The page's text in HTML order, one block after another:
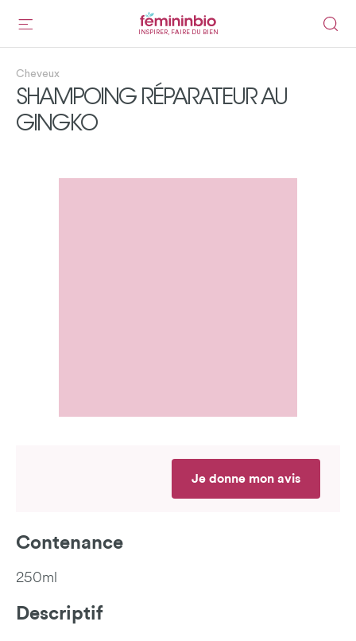
INSPIRER, FAIRE DU BIEN
Cheveux
SHAMPOING RÉPARATEUR AU
GINGKO
Je donne mon avis
Contenance
250ml
Descriptif